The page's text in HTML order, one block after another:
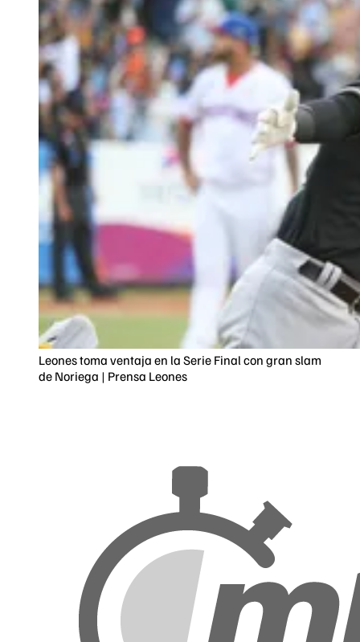
Leones toma ventaja en la Serie Final con gran slam
de Noriega | Prensa Leones